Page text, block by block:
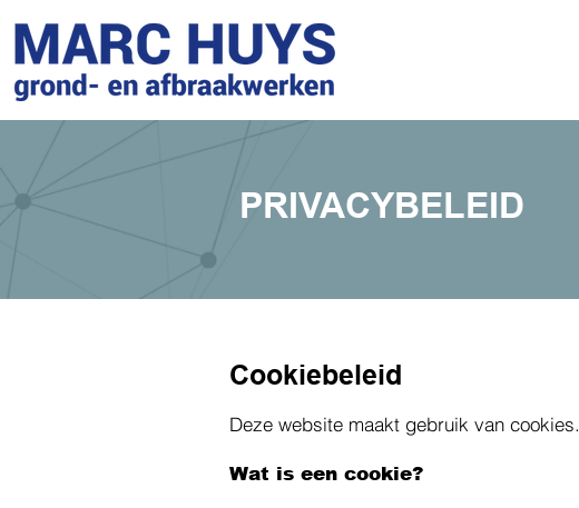
PRIVACYBELEID
Cookiebeleid
Deze website maakt gebruik van cookies.
Wat is een cookie?